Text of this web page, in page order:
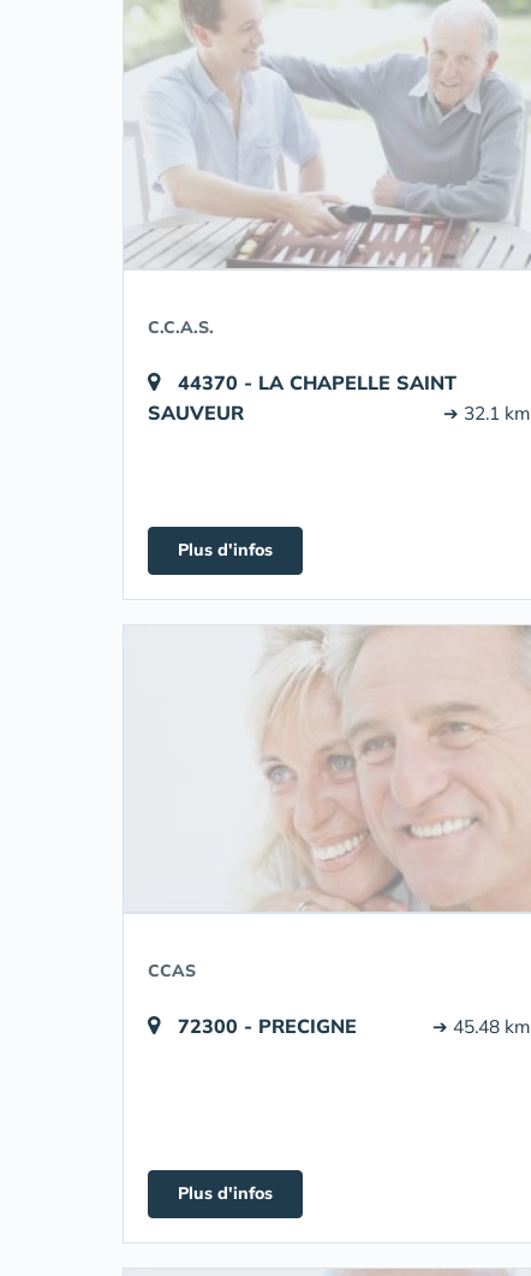
C.C.A.S.
44370 - LA CHAPELLE SAINT
SAUVEUR
➔ 32.1 km
Plus d'infos
CCAS
72300 - PRECIGNE ➔ 45.48 km
Plus d'infos